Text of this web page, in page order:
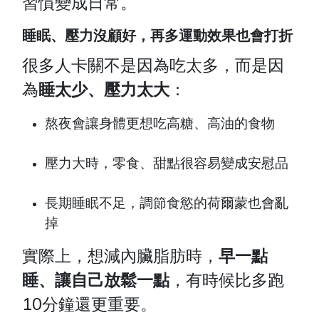
睡眠、壓力沒顧好，再多運動效果也會打折
很多人卡關不是因為吃太多，而是因
為睡太少、壓力太大 ：
熬夜會讓身體更想吃高糖、高油的食物
壓力大時，零食、甜點很容易變成安慰品
長期睡眠不足，調節食慾的荷爾蒙也會亂
掉
實際上，想減內臟脂肪時，早一點
睡、讓自己放鬆一點，有時候比多跑
10分鐘還更重要。